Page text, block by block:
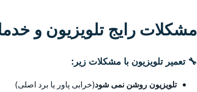
مشکلات رایج تلویزیون و
🔧 تعمیر تلویزیون با مشکلات زیر:
تلویزیون روشن نمی شود(خرابی پاور یا برد اصلی)